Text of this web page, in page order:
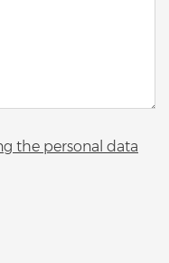
the personal data